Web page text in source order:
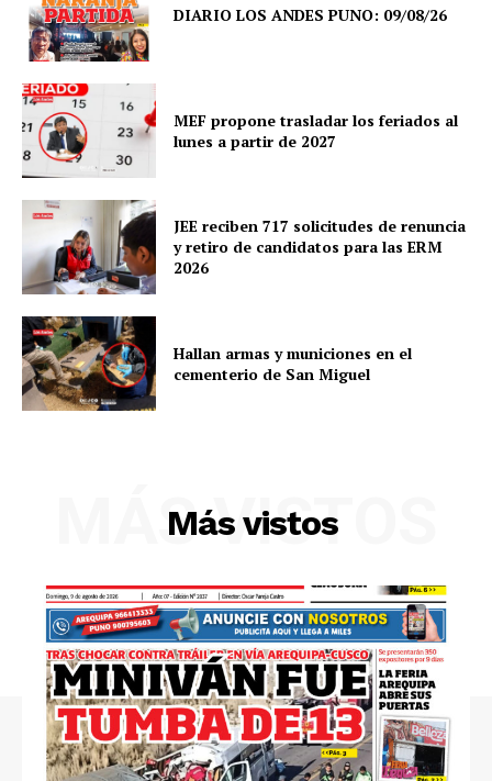
SUSCRIBETE
Prensa
DIARIO LOS ANDES PUNO: 09/08/26
MEF propone trasladar los feriados al
lunes a partir de 2027
JEE reciben 717 solicitudes de renuncia
y retiro de candidatos para las ERM
2026
Hallan armas y municiones en el
cementerio de San Miguel
Más vistos
MÁS VISTOS